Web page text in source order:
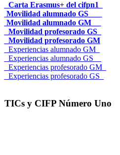
_Carta Erasmus+ del cifpn1
Movilidad alumnado GS___
Movilidad alumnado GM__
_Movilidad profesorado GS_
_Movilidad profesorado GM
_Experiencias alumnado GM_
_Experiencias alumnado GS__
_Experiencias profesorado GM_
_Experiencias profesorado GS_
TICs y CIFP Número Uno